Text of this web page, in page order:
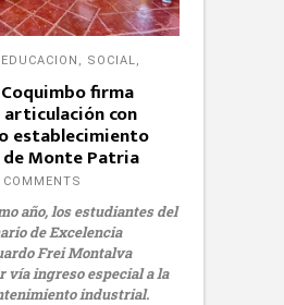
EDUCACION SOCIAL
firma
articulación con
establecimiento
Monte Patria
COMMENTS
año, los estudiantes del
de Excelencia
Frei Montalva
vía ingreso especial a la
industrial.